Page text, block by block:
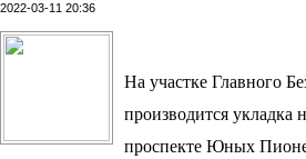
2022-03-11 20:36
На участке Главного
производится укладка
проспекте Юных